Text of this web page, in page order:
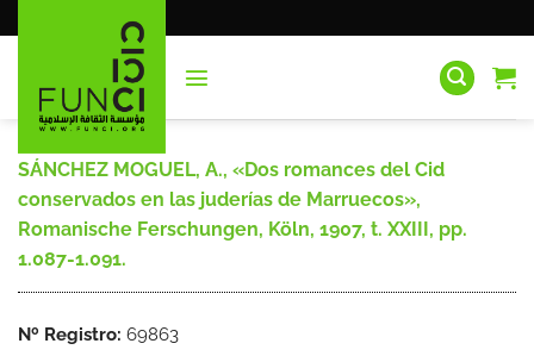
al
SÁNCHEZ MOGUEL, A., «Dos romances del Cid
conservados en las juderías de Marruecos»,
Romanische Ferschungen, Köln, 1907, t. XXIII, pp.
1.087-1.091.
Nº Registro: 69863